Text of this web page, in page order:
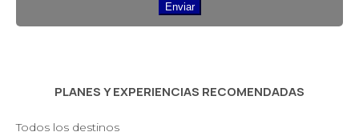
Enviar
PLANES Y EXPERIENCIAS RECOMENDADAS
Todos los destinos